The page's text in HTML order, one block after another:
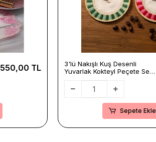
550,00 TL
3'lü Nakışlı Kuş Desenli
Yuvarlak Kokteyl Peçete Seti-
Pip Studio Uyumlu Mavi-
Kırmızı-Yeşil Sunum Peçetesi
Sepete Ekle